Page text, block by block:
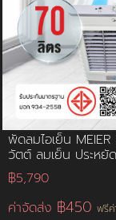
พัดลมไอเย็น
วัตต์ ลมเย็น ประหยั
฿5,790
ค่าจัดส่ง ฿450 ฟรีค่
การซื้อของฉัน
🔥โปรโมชัน🔥
แคตตาล็อค
การชำระเงิน
ขั้นตอนการสั่งซื้อ